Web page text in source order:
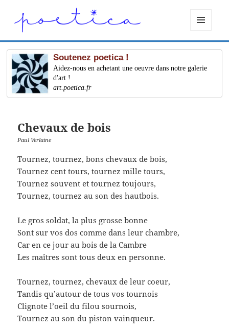
ET
WIDGETS
Soutenez poetica !
Aidez-nous en achetant une oeuvre dans notre galerie
d'art !
art.poetica.fr
Chevaux de bois
Paul Verlaine
Tournez, tournez, bons chevaux de bois,
Tournez cent tours, tournez mille tours,
Tournez souvent et tournez toujours,
Tournez, tournez au son des hautbois.
Le gros soldat, la plus grosse bonne
Sont sur vos dos comme dans leur chambre,
Car en ce jour au bois de la Cambre
Les maîtres sont tous deux en personne.
Tournez, tournez, chevaux de leur coeur,
Tandis qu’autour de tous vos tournois
Clignote l’oeil du filou sournois,
Tournez au son du piston vainqueur.